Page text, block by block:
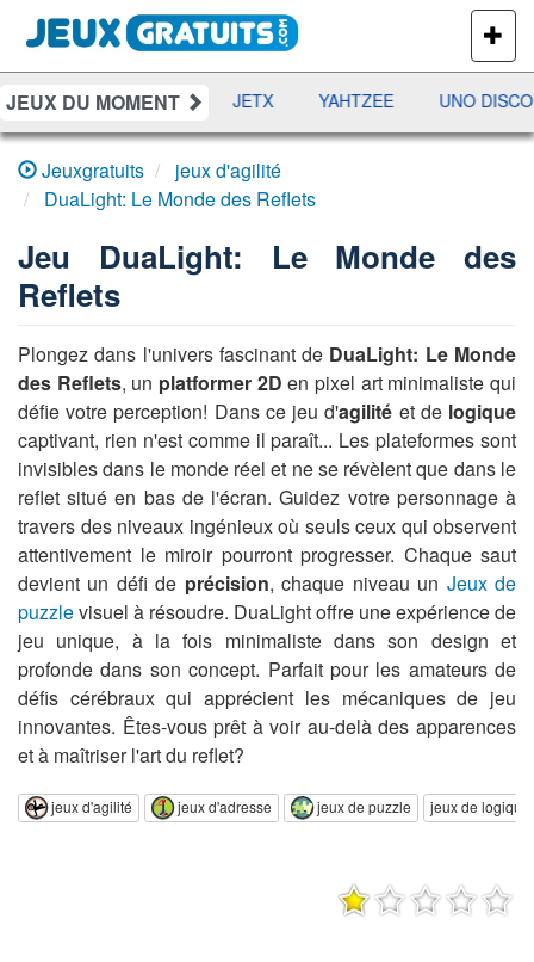
PLUS
DE
JEUX
JEUX DU MOMENT
DAMES RAMI JETX YAHTZEE UNO DISCO
Jeuxgratuits
jeux d'agilité
DuaLight: Le Monde des Reflets
Jeu DuaLight: Le Monde des
Reflets
Plongez dans l'univers fascinant de DuaLight: Le Monde
des Reflets, un platformer 2D en pixel art minimaliste qui
défie votre perception! Dans ce jeu d'agilité et de logique
captivant, rien n'est comme il paraît... Les plateformes sont
invisibles dans le monde réel et ne se révèlent que dans le
reflet situé en bas de l'écran. Guidez votre personnage à
travers des niveaux ingénieux où seuls ceux qui observent
attentivement le miroir pourront progresser. Chaque saut
devient un défi de précision, chaque niveau un Jeux de
puzzlevisuel à résoudre. DuaLight offre une expérience de
jeu unique, à la fois minimaliste dans son design et
profonde dans son concept. Parfait pour les amateurs de
défis cérébraux qui apprécient les mécaniques de jeu
innovantes. Êtes-vous prêt à voir au-delà des apparences
et à maîtriser l'art du reflet?
jeux d'agilité jeux d'adresse jeux de puzzle jeux de logique